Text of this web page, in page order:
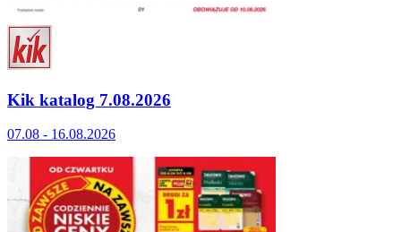
Kik katalog 7.08.2026
07.08 - 16.08.2026